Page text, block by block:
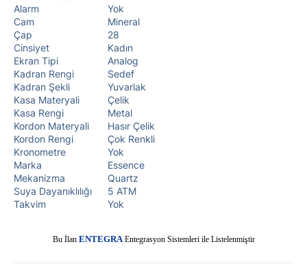
Alarm
Yok
Cam
Mineral
Çap
28
Cinsiyet
Kadın
Ekran Tipi
Analog
Kadran Rengi
Sedef
Kadran Şekli
Yuvarlak
Kasa Materyali
Çelik
Kasa Rengi
Metal
Kordon Materyali
Hasır Çelik
Kordon Rengi
Çok Renkli
Kronometre
Yok
Marka
Essence
Mekanizma
Quartz
Suya Dayanıklılığı
5 ATM
Takvim
Yok
Bu İlan ENTEGRAEntegrasyon Sistemleri ile Listelenmiştir